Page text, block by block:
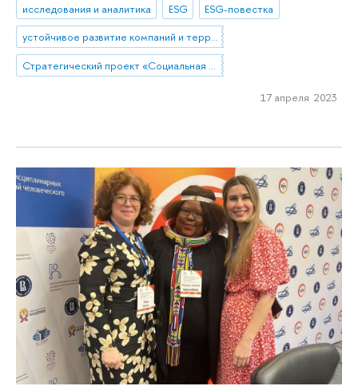
исследования и аналитика ESG
ESG-повестка
устойчивое развитие компаний и территорий
Стратегический проект «Социальная политика устойчивого развития и инклюзивного экономического роста»
17 апреля 2023